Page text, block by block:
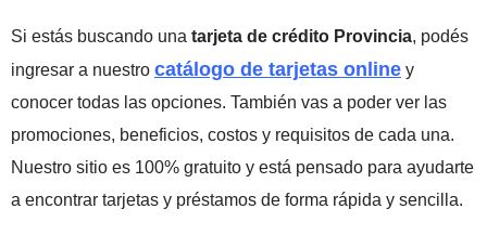
Si estás buscando una tarjeta de crédito Provincia, podés
ingresar a nuestro catálogo de tarjetas online y
conocer todas las opciones. También vas a poder ver las
promociones, beneficios, costos y requisitos de cada una.
Nuestro sitio es 100% gratuito y está pensado para ayudarte
a encontrar tarjetas y préstamos de forma rápida y sencilla.